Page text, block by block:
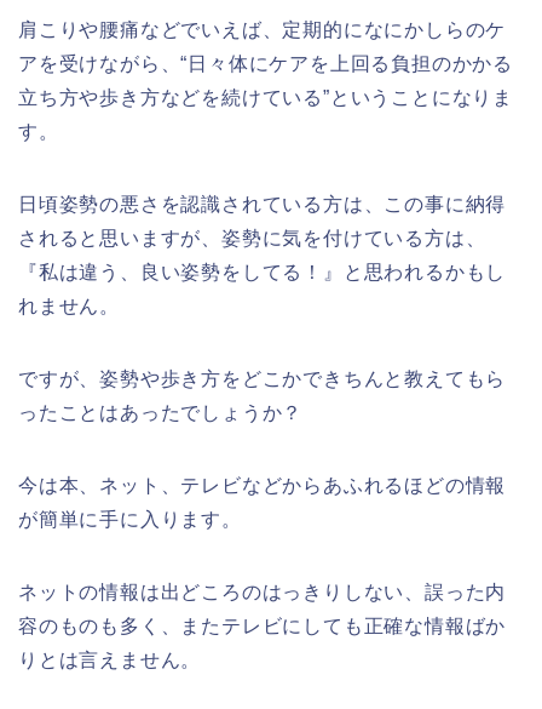
肩こりや腰痛などでいえば、定期的になにかしらのケ
アを受けながら、“日々体にケアを上回る負担のかかる
立ち方や歩き方などを続けている”ということになりま
す。
日頃姿勢の悪さを認識されている方は、この事に納得
されると思いますが、姿勢に気を付けている方は、
『私は違う、良い姿勢をしてる！』と思われるかもし
れません。
ですが、姿勢や歩き方をどこかできちんと教えてもら
ったことはあったでしょうか？
今は本、ネット、テレビなどからあふれるほどの情報
が簡単に手に入ります。
ネットの情報は出どころのはっきりしない、誤った内
容のものも多く、またテレビにしても正確な情報ばか
りとは言えません。